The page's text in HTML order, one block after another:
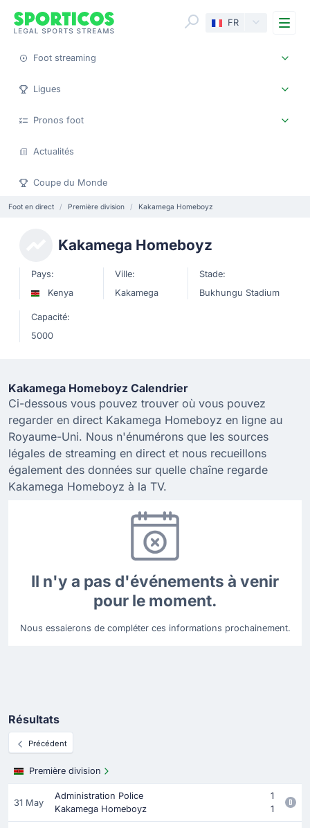
FR
Foot streaming
Ligues
Pronos foot
Actualités
Coupe du Monde
Foot en direct Première division Kakamega Homeboyz
Kakamega Homeboyz
Pays:
Kenya
Ville:
Kakamega
Stade:
Bukhungu Stadium
Capacité:
5000
Kakamega Homeboyz Calendrier
Ci-dessous vous pouvez trouver où vous pouvez
regarder en direct Kakamega Homeboyz en ligne au
Royaume-Uni. Nous n'énumérons que les sources
légales de streaming en direct et nous recueillons
également des données sur quelle chaîne regarde
Kakamega Homeboyz à la TV.
Il n'y a pas d'événements à venir
pour le moment.
Nous essaierons de compléter ces informations prochainement.
Résultats
Précédent
Première division
31 May
Administration Police
1
Kakamega Homeboyz
1